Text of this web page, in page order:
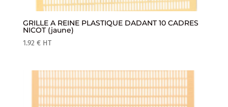
GRILLE A REINE PLASTIQUE DADANT 10 CADRES
NICOT (jaune)
1.92 € HT